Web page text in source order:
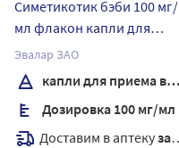
Симетикотик бэби 100 мг/
мл флакон капли для
приема внутрь 20 мл
Эвалар ЗАО
капли для приема внутрь
Дозировка 100 мг/мл
Доставим в аптекузавтра